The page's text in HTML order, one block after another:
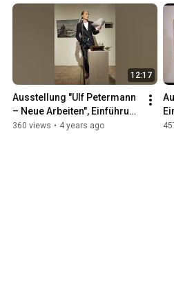
12:17
Ausstellung "Ulf Petermann
– Neue Arbeiten", Einführung
von Jens Martin Neumann
360 views • 4 years ago